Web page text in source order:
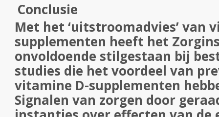
Conclusie
Met het ‘uitstroomadvies’ van
supplementen heeft het
onvoldoende stilgestaan bij
studies die het voordeel van
vitamine D-supplementen
Signalen van zorgen door